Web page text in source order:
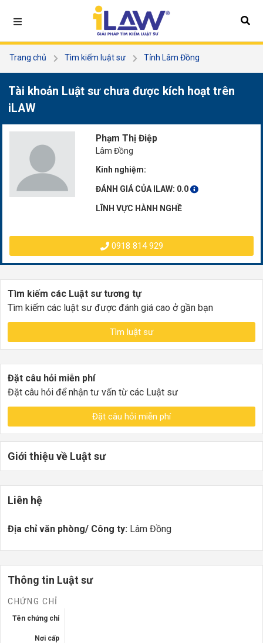
Trang chủ Tìm kiếm luật sư
Tỉnh Lâm Đồng
Tài khoản Luật sư chưa được kích hoạt trên
iLAW
Phạm Thị Điệp
Lâm Đồng
Kinh nghiệm:
ĐÁNH GIÁ CỦA ILAW: 0.0
LĨNH VỰC HÀNH NGHỀ
0918 814 929
Tìm kiếm các Luật sư tương tự
Tìm kiếm các luật sư được đánh giá cao ở gần bạn
Tìm luật sư
Đặt câu hỏi miễn phí
Đặt câu hỏi để nhận tư vấn từ các Luật sư
Đặt câu hỏi miễn phí
Giới thiệu về Luật sư
Liên hệ
Địa chỉ văn phòng/ Công ty: Lâm Đồng
Thông tin Luật sư
CHỨNG CHỈ
Tên chứng chỉ
Nơi cấp